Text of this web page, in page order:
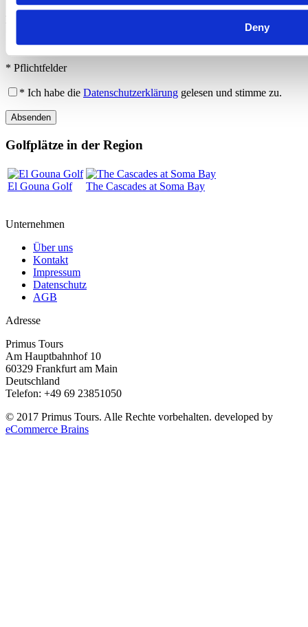
Deny
Bevorzugte Kontaktaufnahme
per E-Mail per Fax
Bitte um Rückruf
* Pflichtfelder
* Ich habe die Datenschutzerklärung gelesen und stimme zu.
Absenden
Golfplätze in der Region
El Gouna Golf The Cascades at Soma Bay
Unternehmen
Über uns
Kontakt
Impressum
Datenschutz
AGB
Adresse
Primus Tours
Am Hauptbahnhof 10
60329 Frankfurt am Main
Deutschland
Telefon: +49 69 23851050
© 2017 Primus Tours. Alle Rechte vorbehalten. developed by
eCommerce Brains